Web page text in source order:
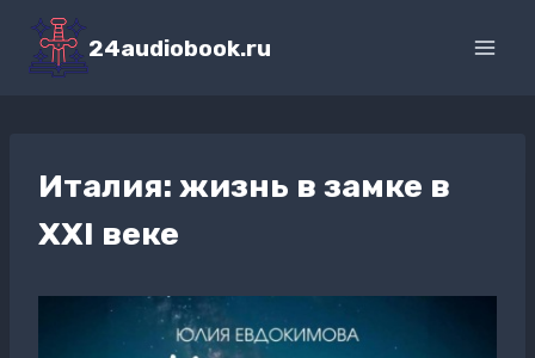
Перейти
содержимому
24audiobook.ru
Италия: жизнь в замке в
XXI веке